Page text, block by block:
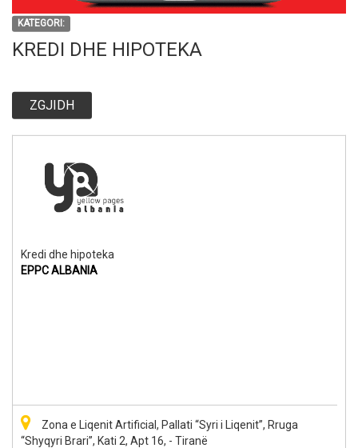
KATEGORI:
KREDI DHE HIPOTEKA
ZGJIDH
Kredi dhe hipoteka
EPPC ALBANIA
Zona e Liqenit Artificial, Pallati “Syri i Liqenit”, Rruga
“Shyqyri Brari”, Kati 2, Apt 16, - Tiranë